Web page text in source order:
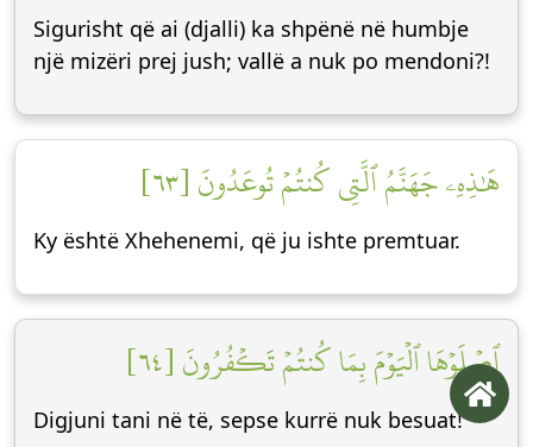
Sigurisht që ai (djalli) ka shpënë në humbje
një mizëri prej jush; vallë a nuk po mendoni?!
هَٰذِهِۦ جَهَنَّمُ ٱلَّتِي كُنتُمۡ تُوعَدُونَ [٦٣]
Ky është Xhehenemi, që ju ishte premtuar.
ٱصۡلَوۡهَا ٱلۡيَوۡمَ بِمَا كُنتُمۡ تَكۡفُرُونَ [٦٤]
Digjuni tani në të, sepse kurrë nuk besuat!”